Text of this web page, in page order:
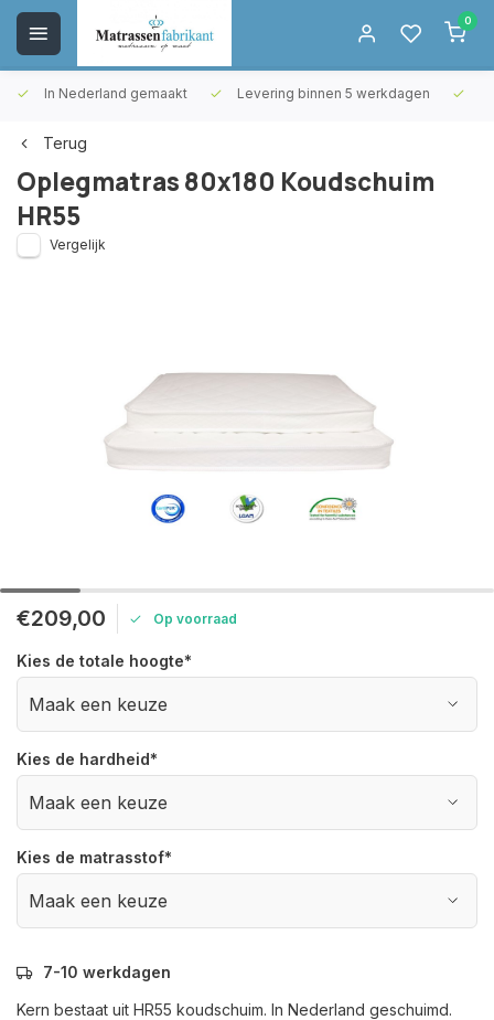
0
In Nederland gemaakt Levering binnen 5 werkdagen
Terug
Oplegmatras 80x180 Koudschuim
HR55
Vergelijk
€209,00 Op voorraad
Kies de totale hoogte*
Kies de hardheid*
Kies de matrasstof*
7-10 werkdagen
Kern bestaat uit HR55 koudschuim. In Nederland geschuimd.